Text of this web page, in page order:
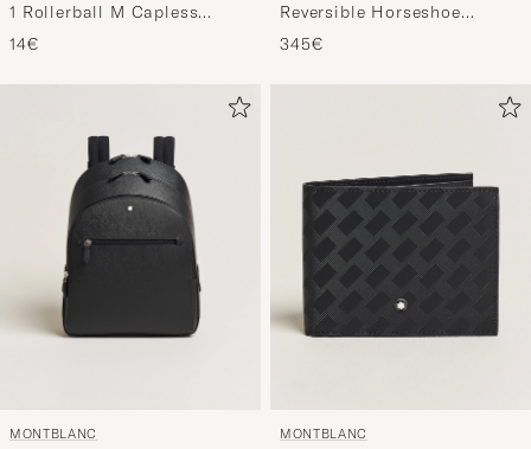
1 Rollerball M Capless
System Refill Mystery Black
14€
Reversible Horseshoe
Leather Belt 30mm
Blue/Black Grain
345€
MONTBLANC MONTBLANC